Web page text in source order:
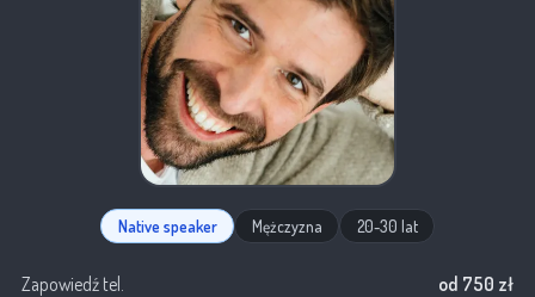
Native speaker Mężczyzna 20-30 lat
Zapowiedź tel.
od 750 zł